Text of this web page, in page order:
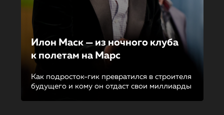
Илон Маск — из ночного клуба
к полетам на Марс
Как подросток-гик превратился в строителя
будущего и кому он отдаст свои миллиарды